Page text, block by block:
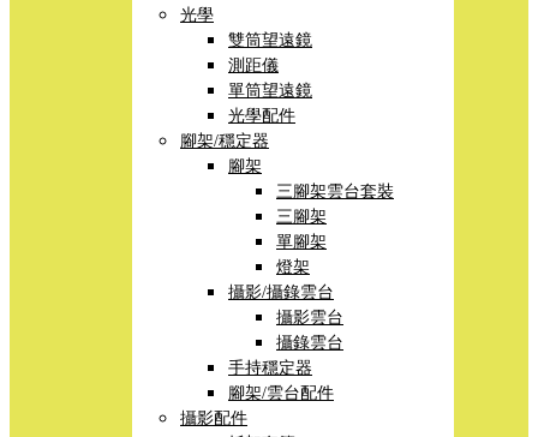
光學
雙筒望遠鏡
測距儀
單筒望遠鏡
光學配件
腳架/穩定器
腳架
三腳架雲台套裝
三腳架
單腳架
燈架
攝影/攝錄雲台
攝影雲台
攝錄雲台
手持穩定器
腳架/雲台配件
攝影配件